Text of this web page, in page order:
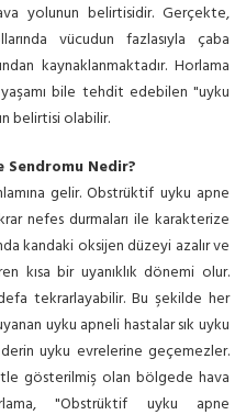
yolunun belirtisidir. Gerçekte,
vücudun fazlasıyla çaba
kaynaklanmaktadır. Horlama
bile tehdit edebilen "uyku
belirtisi olabilir.
Sendromu Nedir?
gelir. Obstrüktif uyku apne
nefes durmaları ile karakterize
kandaki oksijen düzeyi azalır ve
kısa bir uyanıklık dönemi olur.
tekrarlayabilir. Bu şekilde her
uyku apneli hastalar sık uyku
uyku evrelerine geçemezler.
gösterilmiş olan bölgede hava
"Obstrüktif uyku apne